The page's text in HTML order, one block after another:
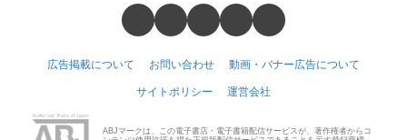
広告掲載について お問い合わせ 動画・バナー広告について
サイトポリシー 運営会社
ABJマークは、この電子書店・電子書籍配信サービスが、著作権者からコ